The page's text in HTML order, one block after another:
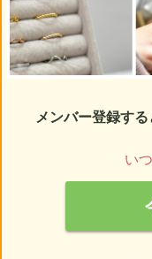
メンバー登録す
い